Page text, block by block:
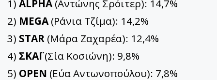
1) ALPHA(Αντώνης Σρόιτερ): 14,7%
2) MEGA(Ράνια Τζίμα): 14,2%
3) STAR (Μάρα Ζαχαρέα): 12,4%
4) ΣΚΑΪ(Σία Κοσιώνη): 9,8%
5) OPEN (Εύα Αντωνοπούλου): 7,8%